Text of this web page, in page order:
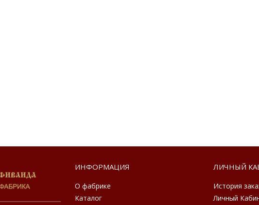
ИНФОРМАЦИЯ
О фабрике
Каталог
ЛИЧНЫЙ
История
Личный